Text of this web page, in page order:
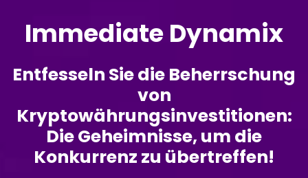
Immediate Dynamix
Entfesseln Sie die Beherrschung
von
Kryptowährungsinvestitionen:
Die Geheimnisse, um die
Konkurrenz zu übertreffen!